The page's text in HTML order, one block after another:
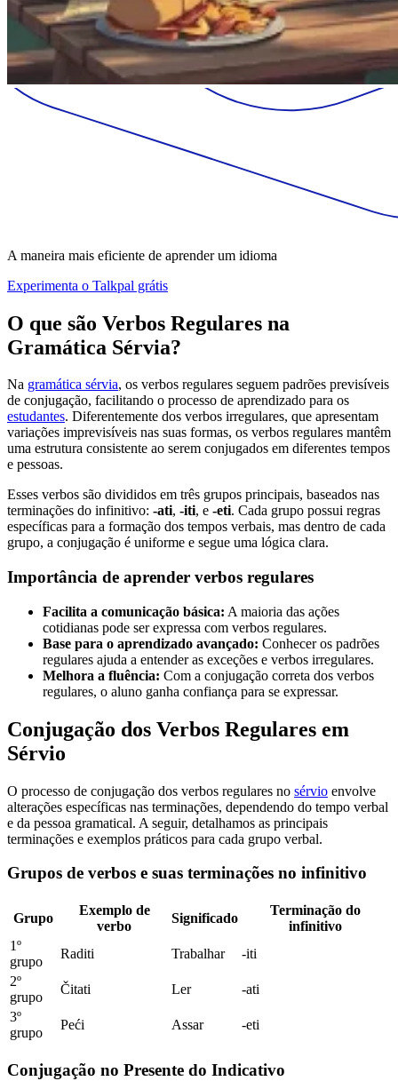
A maneira mais eficiente de aprender um idioma
Experimenta o Talkpal grátis
O que são Verbos Regulares na
Gramática Sérvia?
Na gramática sérvia, os verbos regulares seguem padrões previsíveis
de conjugação, facilitando o processo de aprendizado para os
estudantes. Diferentemente dos verbos irregulares, que apresentam
variações imprevisíveis nas suas formas, os verbos regulares mantêm
uma estrutura consistente ao serem conjugados em diferentes tempos
e pessoas.
Esses verbos são divididos em três grupos principais, baseados nas
terminações do infinitivo: -ati, -iti, e -eti. Cada grupo possui regras
específicas para a formação dos tempos verbais, mas dentro de cada
grupo, a conjugação é uniforme e segue uma lógica clara.
Importância de aprender verbos regulares
Facilita a comunicação básica: A maioria das ações
cotidianas pode ser expressa com verbos regulares.
Base para o aprendizado avançado: Conhecer os padrões
regulares ajuda a entender as exceções e verbos irregulares.
Melhora a fluência: Com a conjugação correta dos verbos
regulares, o aluno ganha confiança para se expressar.
Conjugação dos Verbos Regulares em
Sérvio
O processo de conjugação dos verbos regulares no sérvio envolve
alterações específicas nas terminações, dependendo do tempo verbal
e da pessoa gramatical. A seguir, detalhamos as principais
terminações e exemplos práticos para cada grupo verbal.
Grupos de verbos e suas terminações no infinitivo
Grupo
Exemplo de
verbo
Significado
Terminação do
infinitivo
1º
grupo
Raditi Trabalhar
-iti
2º
grupo
Čitati Ler
-ati
3º
grupo
Peći Assar -eti
Conjugação no Presente do Indicativo